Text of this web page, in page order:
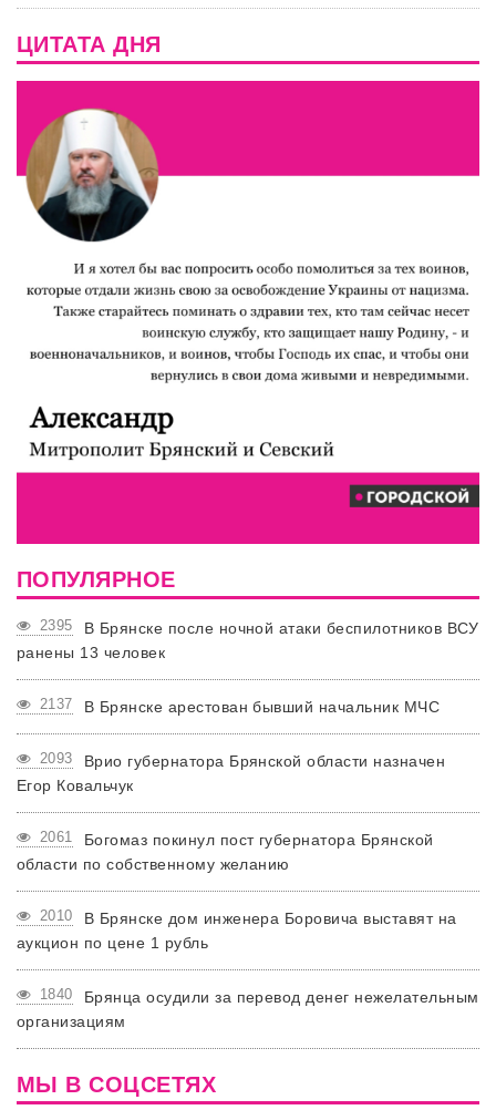
ЦИТАТА ДНЯ
ПОПУЛЯРНОЕ
2395
В Брянске после ночной атаки беспилотников ВСУ
ранены 13 человек
2137 В Брянске арестован бывший начальник МЧС
2093
Врио губернатора Брянской области назначен
Егор Ковальчук
2061
Богомаз покинул пост губернатора Брянской
области по собственному желанию
2010
В Брянске дом инженера Боровича выставят на
аукцион по цене 1 рубль
1840
Брянца осудили за перевод денег нежелательным
организациям
МЫ В СОЦСЕТЯХ